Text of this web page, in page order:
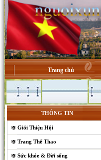
Trang chủ
THÔNG TIN
Giới Thiệu Hội
Trang Thể Thao
Sức khỏe & Đời sống